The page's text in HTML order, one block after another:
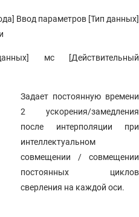
Ввод параметров [Тип данных]
мс [Действительный
Задает постоянную времени
2 ускорения/замедления
после интерполяции при
интеллектуальном
совмещении / совмещении
постоянных циклов
сверления на каждой оси.